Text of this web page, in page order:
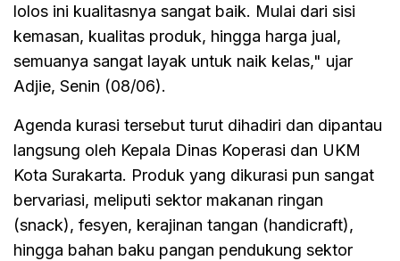
lolos ini kualitasnya sangat baik. Mulai dari sisi
kemasan, kualitas produk, hingga harga jual,
semuanya sangat layak untuk naik kelas," ujar
Adjie, Senin (08/06).
Agenda kurasi tersebut turut dihadiri dan dipantau
langsung oleh Kepala Dinas Koperasi dan UKM
Kota Surakarta. Produk yang dikurasi pun sangat
bervariasi, meliputi sektor makanan ringan
(snack), fesyen, kerajinan tangan (handicraft),
hingga bahan baku pangan pendukung sektor